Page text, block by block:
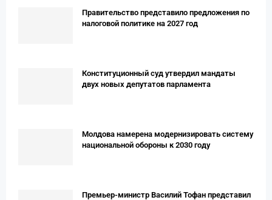
Правительство представило предложения по
налоговой политике на 2027 год
Конституционный суд утвердил мандаты
двух новых депутатов парламента
Молдова намерена модернизировать систему
национальной обороны к 2030 году
Премьер-министр Василий Тофан представил